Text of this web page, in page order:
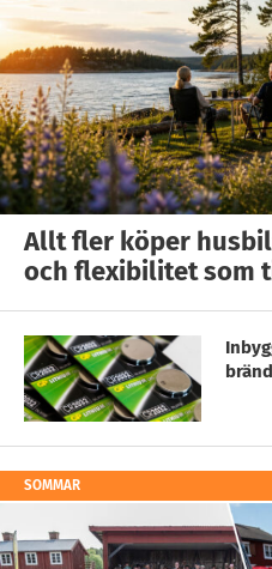
Allt fler köper
och flexibilitet som
SOMMAR